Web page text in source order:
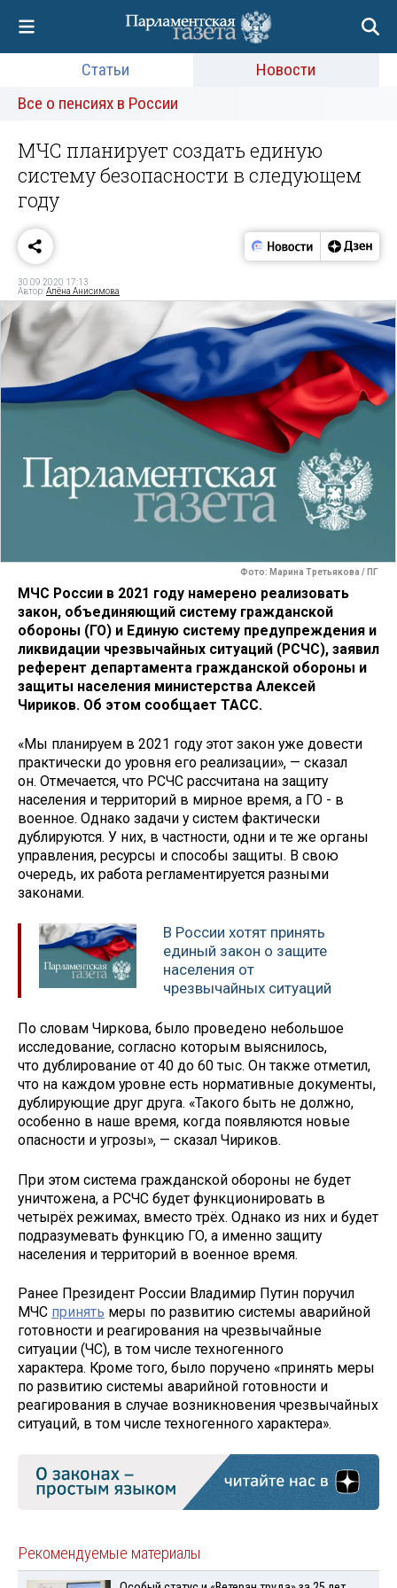
Статьи
Новости
Все о пенсиях в России
МЧС планирует создать единую
систему безопасности в следующем
году
30.09.2020 17:13
Автор:Алёна Анисимова
Фото: Марина Третьякова / ПГ
МЧС России в 2021 году намерено реализовать
закон, объединяющий систему гражданской
обороны (ГО) и Единую систему предупреждения и
ликвидации чрезвычайных ситуаций (РСЧС), заявил
референт департамента гражданской обороны и
защиты населения министерства Алексей
Чириков. Об этом сообщает ТАСС.
«Мы планируем в 2021 году этот закон уже довести
практически до уровня его реализации», — сказал
он. Отмечается, что РСЧС рассчитана на защиту
населения и территорий в мирное время, а ГО - в
военное. Однако задачи у систем фактически
дублируются. У них, в частности, одни и те же органы
управления, ресурсы и способы защиты. В свою
очередь, их работа регламентируется разными
законами.
В России хотят принять
единый закон о защите
населения от
чрезвычайных ситуаций
По словам Чиркова, было проведено небольшое
исследование, согласно которым выяснилось,
что дублирование от 40 до 60 тыс. Он также отметил,
что на каждом уровне есть нормативные документы,
дублирующие друг друга. «Такого быть не должно,
особенно в наше время, когда появляются новые
опасности и угрозы», — сказал Чириков.
При этом система гражданской обороны не будет
уничтожена, а РСЧС будет функционировать в
четырёх режимах, вместо трёх. Однако из них и будет
подразумевать функцию ГО, а именно защиту
населения и территорий в военное время.
Ранее Президент России Владимир Путин поручил
МЧС принять меры по развитию системы аварийной
готовности и реагирования на чрезвычайные
ситуации (ЧС), в том числе техногенного
характера. Кроме того, было поручено «принять меры
по развитию системы аварийной готовности и
реагирования в случае возникновения чрезвычайных
ситуаций, в том числе техногенного характера».
Рекомендуемые материалы